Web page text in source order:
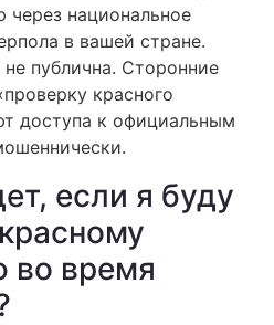
национальное
в вашей стране.
публична. Сторонние
красного
доступа к официальным
если я буду
во время